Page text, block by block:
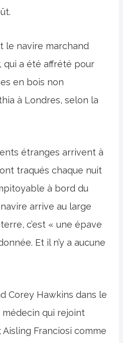
le navire marchand
qui a été affrété pour
en bois non
à Londres, selon la
étranges arrivent à
traqués chaque nuit
à bord du
arrive au large
c’est « une épave
Et il n’y a aucune
Corey Hawkins dans le
médecin qui rejoint
Aisling Franciosi comme